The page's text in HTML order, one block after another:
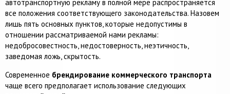
автотранспортную рекламу в полной мере распространяется
все положения соответствующего законодательства. Назовем
лишь пять основных пунктов, которые недопустимы в
отношении рассматриваемой нами рекламы:
недобросовестность, недостоверность, неэтичность,
заведомая ложь, скрытость.
Современное брендирование коммерческого транспорта
чаще всего предполагает использование следующих